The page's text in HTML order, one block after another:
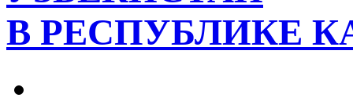
В РЕСПУБЛИКЕ